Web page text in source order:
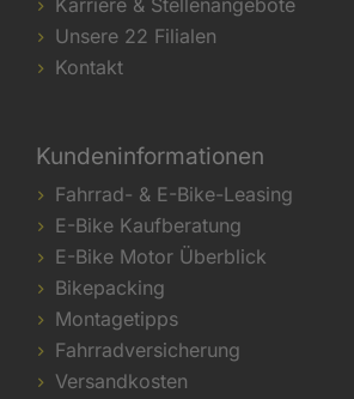
Karriere & Stellenangebote
Unsere 22 Filialen
Kontakt
Kundeninformationen
Fahrrad- & E-Bike-Leasing
E-Bike Kaufberatung
E-Bike Motor Überblick
Bikepacking
Montagetipps
Fahrradversicherung
Versandkosten